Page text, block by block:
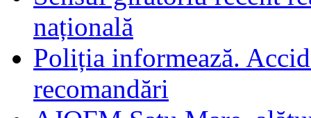
națională
Poliția informează.
recomandări